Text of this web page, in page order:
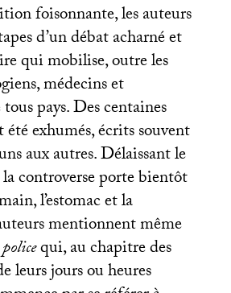
foisonnante, les auteurs
d’un débat acharné et
qui mobilise, outre les
médecins et
pays. Des centaines
été exhumés, écrits souvent
aux autres. Délaissant le
la controverse porte bientôt
l’estomac et la
mentionnent même
qui, au chapitre des
leurs jours ou heures